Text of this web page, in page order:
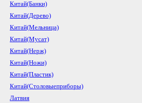
Китай(Банки)
Китай(Дерево)
Китай(Мельница)
Китай(Мусат)
Китай(Нерж)
Китай(Ножи)
Китай(Пластик)
Китай(Столовыеприборы)
Латвия